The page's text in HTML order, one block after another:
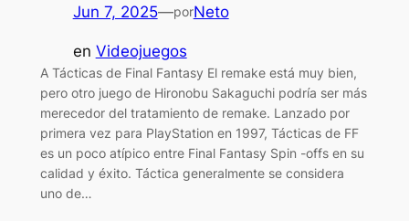
Jun 7, 2025—porNeto
en Videojuegos
A Tácticas de Final Fantasy El remake está muy bien,
pero otro juego de Hironobu Sakaguchi podría ser más
merecedor del tratamiento de remake. Lanzado por
primera vez para PlayStation en 1997, Tácticas de FF
es un poco atípico entre Final Fantasy Spin -offs en su
calidad y éxito. Táctica generalmente se considera
uno de…